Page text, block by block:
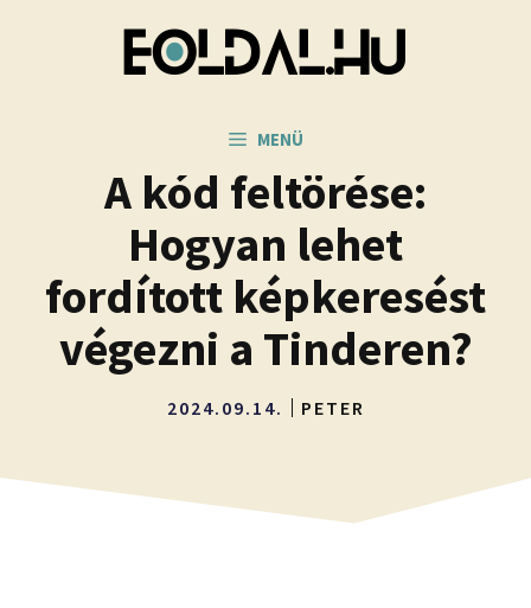
MENÜ
A kód feltörése:
Hogyan lehet
fordított képkeresést
végezni a Tinderen?
2024.09.14. PETER